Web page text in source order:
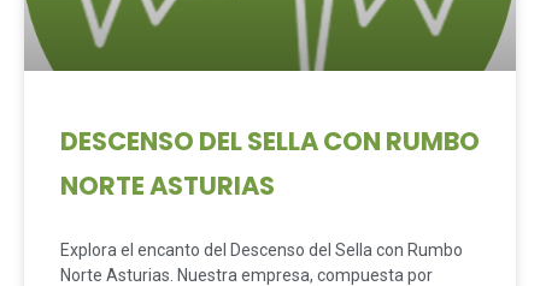
DESCENSO DEL SELLA CON RUMBO
NORTE ASTURIAS
Explora el encanto del Descenso del Sella con Rumbo
Norte Asturias. Nuestra empresa, compuesta por